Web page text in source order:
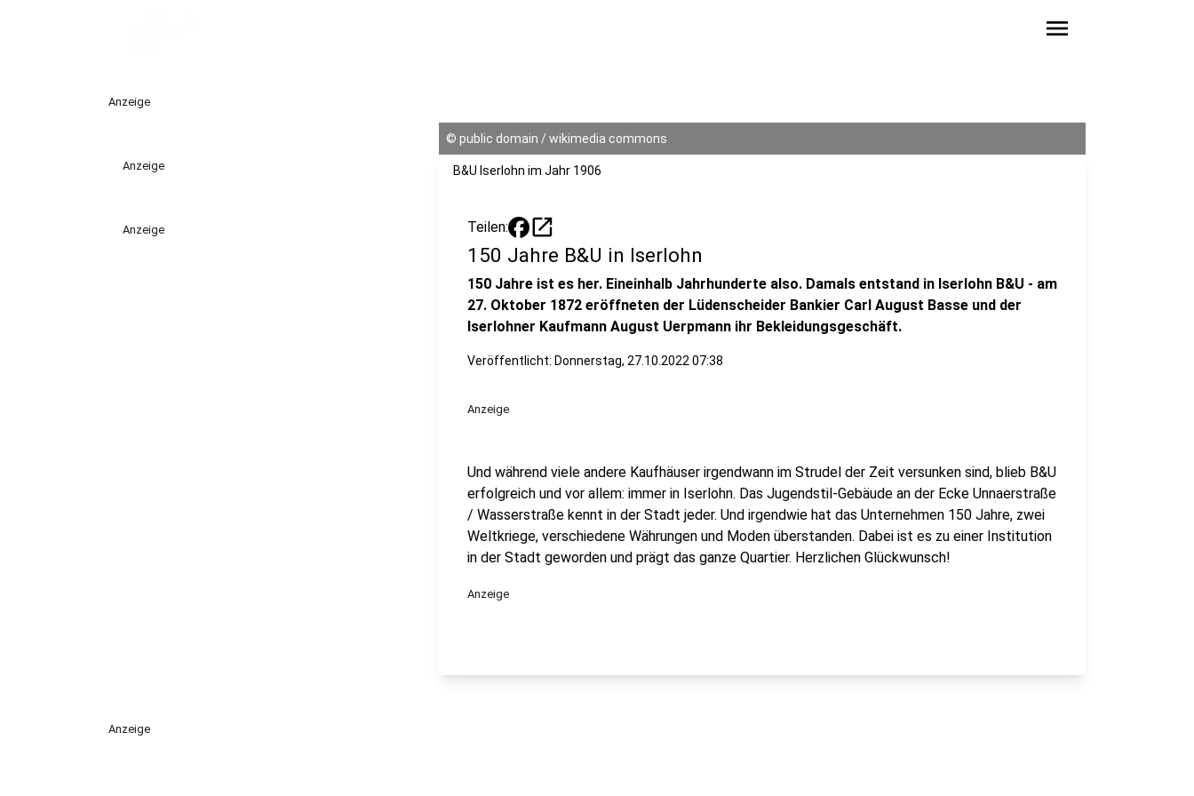
menu
Anzeige
Anzeige
Anzeige
© public domain / wikimedia commons
B&U Iserlohn im Jahr 1906
Teilen: open_in_new
150 Jahre B&U in Iserlohn
150 Jahre ist es her. Eineinhalb Jahrhunderte also. Damals entstand in Iserlohn B&U - am
27. Oktober 1872 eröffneten der Lüdenscheider Bankier Carl August Basse und der
Iserlohner Kaufmann August Uerpmann ihr Bekleidungsgeschäft.
Veröffentlicht: Donnerstag, 27.10.2022 07:38
Anzeige
Und während viele andere Kaufhäuser irgendwann im Strudel der Zeit versunken sind, blieb B&U
erfolgreich und vor allem: immer in Iserlohn. Das Jugendstil-Gebäude an der Ecke Unnaerstraße
/ Wasserstraße kennt in der Stadt jeder. Und irgendwie hat das Unternehmen 150 Jahre, zwei
Weltkriege, verschiedene Währungen und Moden überstanden. Dabei ist es zu einer Institution
in der Stadt geworden und prägt das ganze Quartier. Herzlichen Glückwunsch!
Anzeige
Anzeige